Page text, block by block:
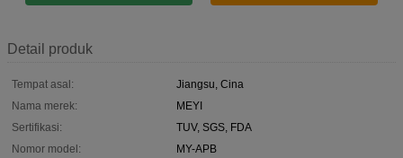
Detail produk
Tempat asal:
Jiangsu, Cina
Nama merek:
MEYI
Sertifikasi:
TUV, SGS, FDA
Nomor model:
MY-APB